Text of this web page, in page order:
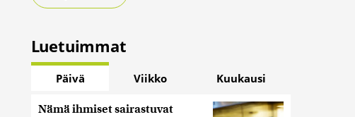
Luetuimmat
Päivä Viikko Kuukausi
Nämä ihmiset sairastuvat